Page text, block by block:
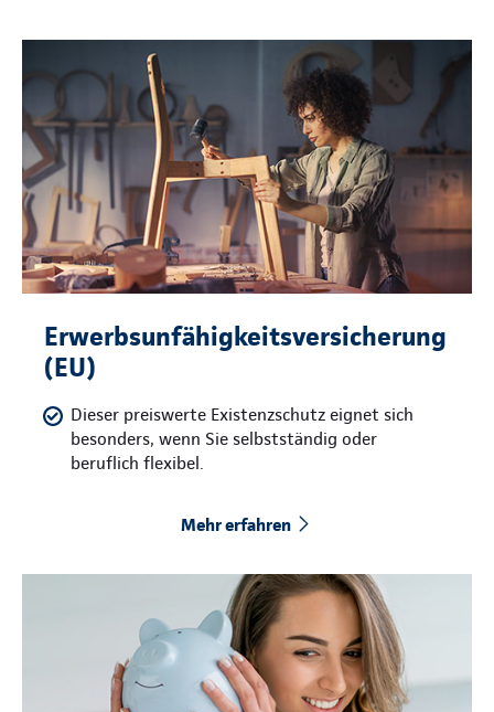
Erwerbsunfähigkeitsversicherung
(EU)
Dieser preiswerte Existenzschutz eignet sich
besonders, wenn Sie selbstständig oder
beruflich flexibel.
Mehr erfahren